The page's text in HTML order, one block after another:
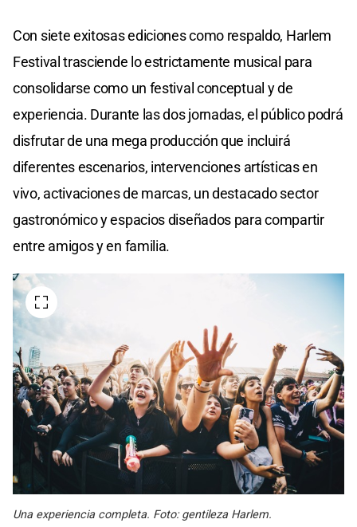
Con siete exitosas ediciones como respaldo, Harlem
Festival trasciende lo estrictamente musical para
consolidarse como un festival conceptual y de
experiencia. Durante las dos jornadas, el público podrá
disfrutar de una mega producción que incluirá
diferentes escenarios, intervenciones artísticas en
vivo, activaciones de marcas, un destacado sector
gastronómico y espacios diseñados para compartir
entre amigos y en familia.
Una experiencia completa. Foto: gentileza Harlem.